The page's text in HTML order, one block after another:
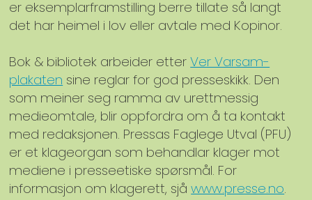
er eksemplarframstilling berre tillate så langt
det har heimel i lov eller avtale med Kopinor.
Bok & bibliotek arbeider etterVer Varsam-
plakaten sine reglar for god presseskikk. Den
som meiner seg ramma av urettmessig
medieomtale, blir oppfordra om å ta kontakt
med redaksjonen. Pressas Faglege Utval (PFU)
er et klageorgan som behandlar klager mot
mediene i presseetiske spørsmål. For
informasjon om klagerett, sjåwww.presse.no.